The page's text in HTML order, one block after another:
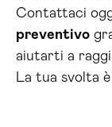
Contattaci
preventivo
aiutarti a
La tua svolta